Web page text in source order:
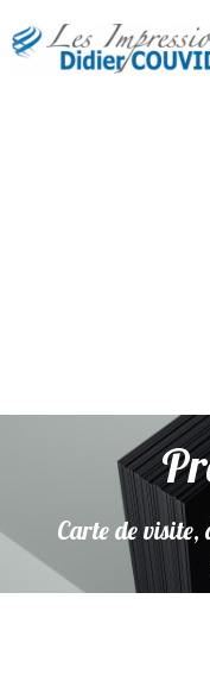
P
Carte de visite,